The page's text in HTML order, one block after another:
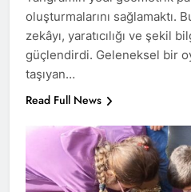
oluşturmalarını sağlamaktı.
zekâyı, yaratıcılığı ve şekil
güçlendirdi. Geleneksel bir
taşıyan…
Read Full News